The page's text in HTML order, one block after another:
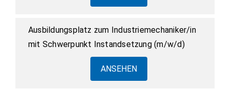
Ausbildungsplatz zum Industriemechaniker/in
mit Schwerpunkt Instandsetzung (m/w/d)
ANSEHEN